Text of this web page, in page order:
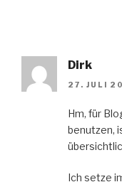
Dirk
27. JULI
Hm, für
benutzen,
Ich setze